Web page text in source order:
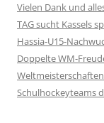
Vielen Dank und
TAG sucht Kassels
Hassia-U15-
Doppelte WM-
Schulhockeyteams